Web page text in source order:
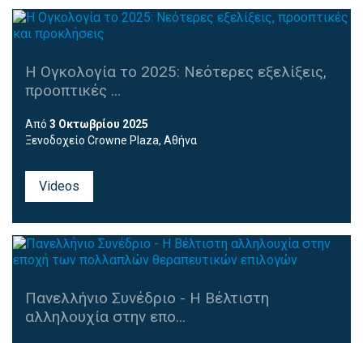
Η Ογκολογία το 2025: Νεότερες εξελίξεις,
προοπτικές ...
Από 3 Οκτωβρίου 2025
Ξενοδοχείο Crowne Plaza, Αθήνα
Videos
Πανελλήνιο Συνέδριο - Η Βέλτιστη
αλληλουχία στην επο...